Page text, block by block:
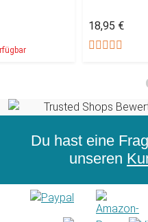
18,95 €
Du hast eine
unseren